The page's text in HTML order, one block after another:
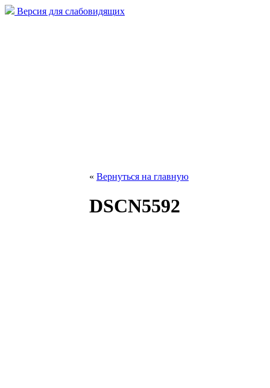
Версия для слабовидящих
« Вернуться на главную
DSCN5592